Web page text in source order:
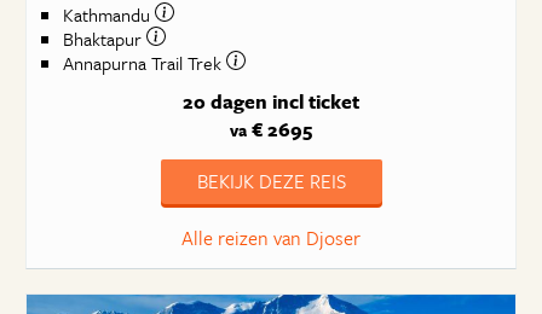
Kathmandu
Bhaktapur
Annapurna Trail Trek
20 dagen incl ticket
va € 2695
BEKIJK DEZE REIS
Alle reizen van Djoser